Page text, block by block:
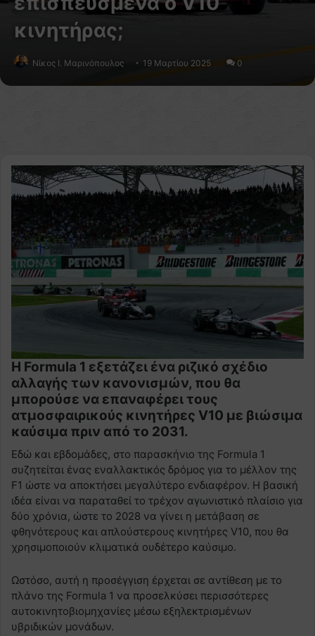
κινητήρας;
Nίκος Ι. Mαρινόπουλος 19 Μαρτίου 2025 0
Η Formula 1 εξετάζει ένα ριζικό σχέδιο
αλλαγής των κανονισμών, που θα
μπορούσε να επαναφέρει τους
ατμοσφαιρικούς κινητήρες V10 με βιώσιμα
καύσιμα πριν από το 2031.
Εδώ και εβδομάδες, στο παρασκήνιο της Formula 1
συζητείται ένας εναλλακτικός δρόμος για το μέλλον της
F1 ώστε να αποκτήσει μεγαλύτερο ενδιαφέρον. Η βασική
ιδέα είναι να παραταθεί το τρέχον αγωνιστικό πλαίσιο για
δύο χρόνια, ώστε το 2028 να γίνει η μετάβαση σε
φθηνότερους και απλούστερους κινητήρες V10, που θα
χρησιμοποιούν κλιματικά ουδέτερο καύσιμο.
Ωστόσο, αυτή η προσέγγιση έρχεται σε αντίθεση με το
πλάνο της Formula 1 να προσελκύσει περισσότερες
αυτοκινητοβιομηχανίες μέσω εξηλεκτρισμένων
υβριδικών μονάδων.